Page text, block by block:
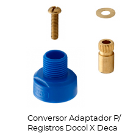
Conversor Adaptador P/
Registros Docol X Deca